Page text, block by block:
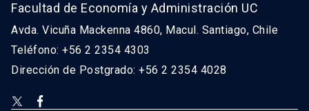
Facultad de Economía y Administración UC
Avda. Vicuña Mackenna 4860, Macul. Santiago, Chile
Teléfono: +56 2 2354 4303
Dirección de Postgrado: +56 2 2354 4028